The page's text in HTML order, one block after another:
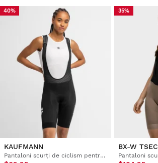
40%
KAUFMANN
Pantaloni scurți de ciclism pentru femei
35%
BX-W